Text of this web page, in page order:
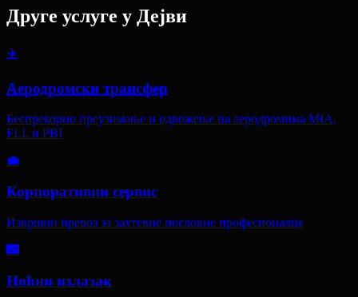
Друге услуге у Дејви
✈️
Аеродромски трансфер
Беспрекорно преузимање и одвожење на аеродромима MIA,
FLL и PBI
💼
Корпоративни сервис
Извршни превоз за захтевне пословне професионалце
🌃
Ноћни излазак